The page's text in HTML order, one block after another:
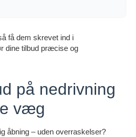
få dem skrevet ind i
dine tilbud præcise og
på nedrivning
væg
åbning – uden overraskelser?